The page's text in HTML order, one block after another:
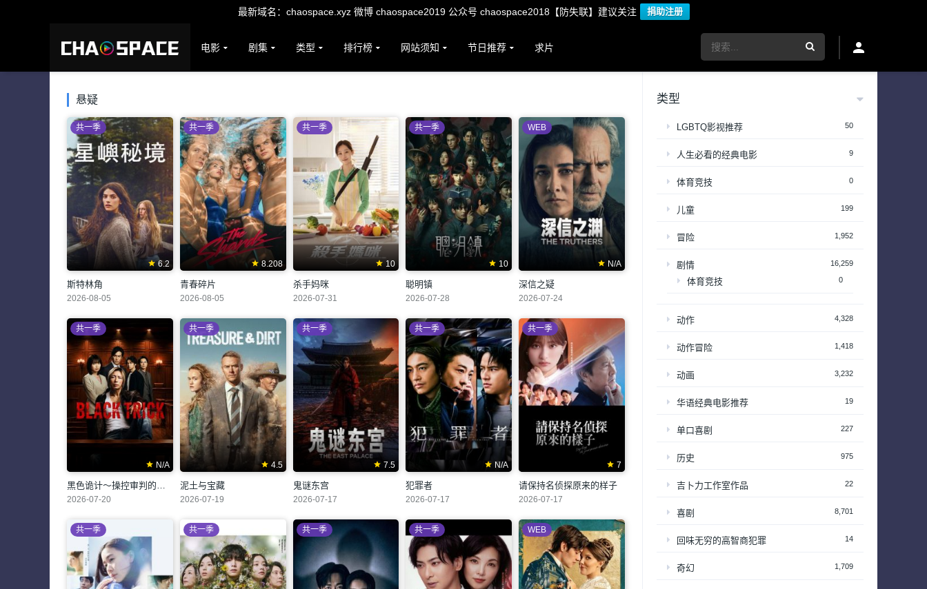
最新域名：chaospace.xyz 微博 chaospace2019 公众号 chaospace2018【防失联】建议关注 捐助注册
电影 剧集 类型 排行榜 网站须知 节日推荐 求片
悬疑
6.2
共一季
斯特林角
2026-08-05
8.208
共一季
青春碎片
2026-08-05
10
共一季
杀手妈咪
2026-07-31
10
共一季
聪明镇
2026-07-28
N/A
WEB
深信之疑
2026-07-24
N/A
共一季
黑色诡计～操控审判的辩护人
2026-07-20
4.5
共一季
泥土与宝藏
2026-07-19
7.5
共一季
鬼谜东宫
2026-07-17
N/A
共一季
犯罪者
2026-07-17
7
共一季
请保持名侦探原来的样子
2026-07-17
共一季 共一季 共一季 共一季 WEB
类型
LGBTQ影视推荐 50
人生必看的经典电影 9
体育竞技 0
儿童 199
冒险 1,952
剧情 16,259
体育竞技 0
动作 4,328
动作冒险 1,418
动画 3,232
华语经典电影推荐 19
单口喜剧 227
历史 975
吉卜力工作室作品 22
喜剧 8,701
回味无穷的高智商犯罪 14
奇幻 1,709